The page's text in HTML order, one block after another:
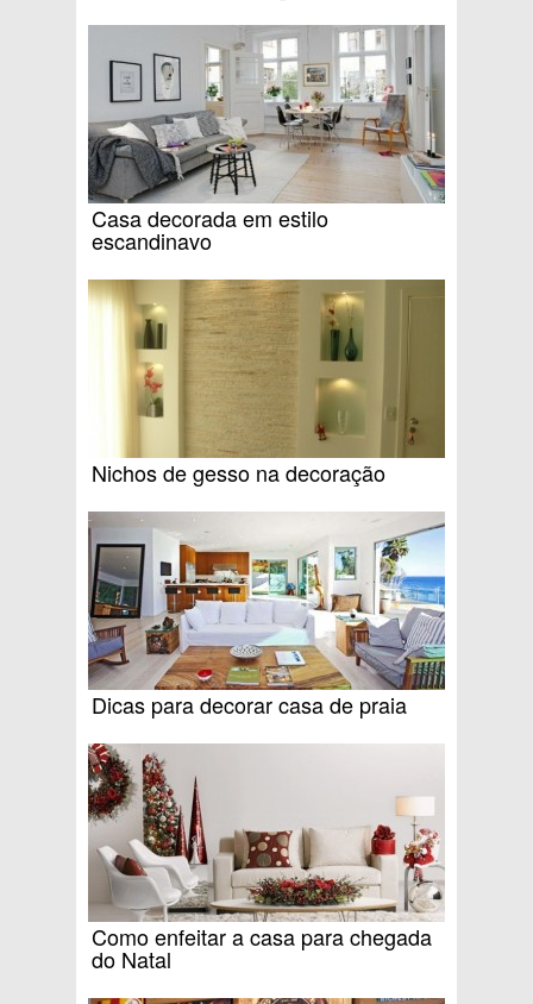
Casa decorada em estilo
escandinavo
Nichos de gesso na decoração
Dicas para decorar casa de praia
Como enfeitar a casa para chegada
do Natal